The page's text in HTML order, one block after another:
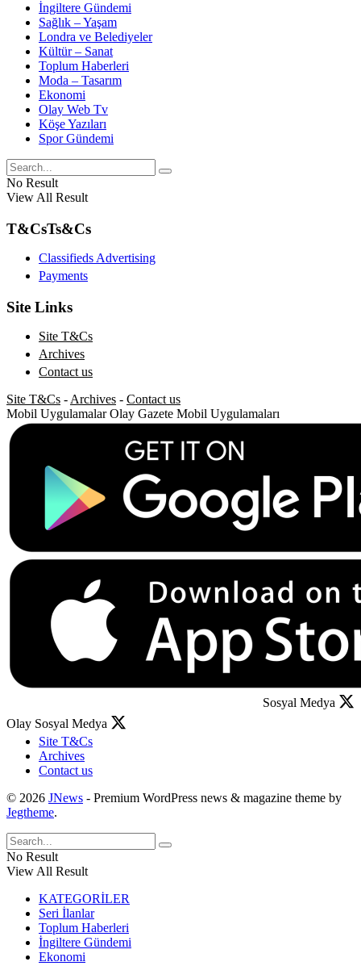
İngiltere Gündemi
Sağlık – Yaşam
Londra ve Belediyeler
Kültür – Sanat
Toplum Haberleri
Moda – Tasarım
Ekonomi
Olay Web Tv
Köşe Yazıları
Spor Gündemi
No Result
View All Result
T&CsTs&Cs
Classifieds Advertising
Payments
Site Links
Site T&Cs
Archives
Contact us
Site T&Cs - Archives - Contact us
Mobil Uygulamalar Olay Gazete Mobil Uygulamaları
Sosyal Medya
Olay Sosyal Medya
Site T&Cs
Archives
Contact us
© 2026 JNews - Premium WordPress news & magazine theme by
Jegtheme.
No Result
View All Result
KATEGORİLER
Seri İlanlar
Toplum Haberleri
İngiltere Gündemi
Ekonomi